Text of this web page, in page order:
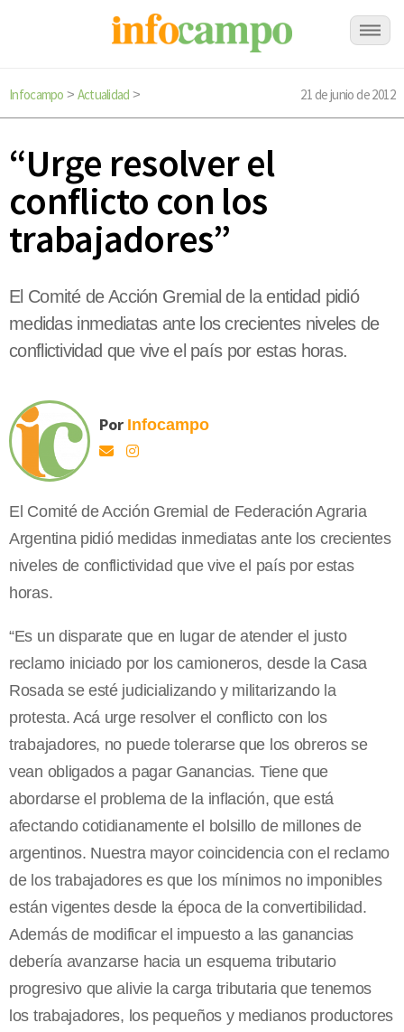
Infocampo > Actualidad > 21 de junio de 2012
“Urge resolver el
conflicto con los
trabajadores”
El Comité de Acción Gremial de la entidad pidió
medidas inmediatas ante los crecientes niveles de
conflictividad que vive el país por estas horas.
Por Infocampo
El Comité de Acción Gremial de Federación Agraria
Argentina pidió medidas inmediatas ante los crecientes
niveles de conflictividad que vive el país por estas
horas.
“Es un disparate que en lugar de atender el justo
reclamo iniciado por los camioneros, desde la Casa
Rosada se esté judicializando y militarizando la
protesta. Acá urge resolver el conflicto con los
trabajadores, no puede tolerarse que los obreros se
vean obligados a pagar Ganancias. Tiene que
abordarse el problema de la inflación, que está
afectando cotidianamente el bolsillo de millones de
argentinos. Nuestra mayor coincidencia con el reclamo
de los trabajadores es que los mínimos no imponibles
están vigentes desde la época de la convertibilidad.
Además de modificar el impuesto a las ganancias
debería avanzarse hacia un esquema tributario
progresivo que alivie la carga tributaria que tenemos
los trabajadores, los pequeños y medianos productores